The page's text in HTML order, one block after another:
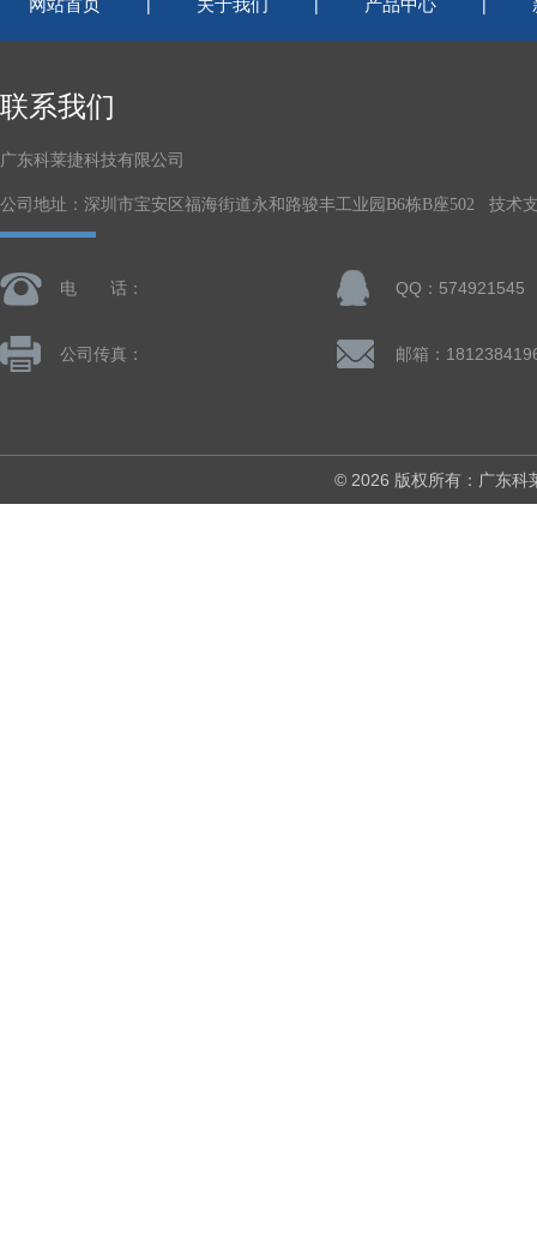
网站首页 关于我们 产品中心
联系我们
广东科莱捷科技有限公司
公司地址：深圳市宝安区福海街道永和路骏丰工业园B6栋B座502 技术
电 话： QQ：574921545
公司传真：
© 2026 版权所有：广东